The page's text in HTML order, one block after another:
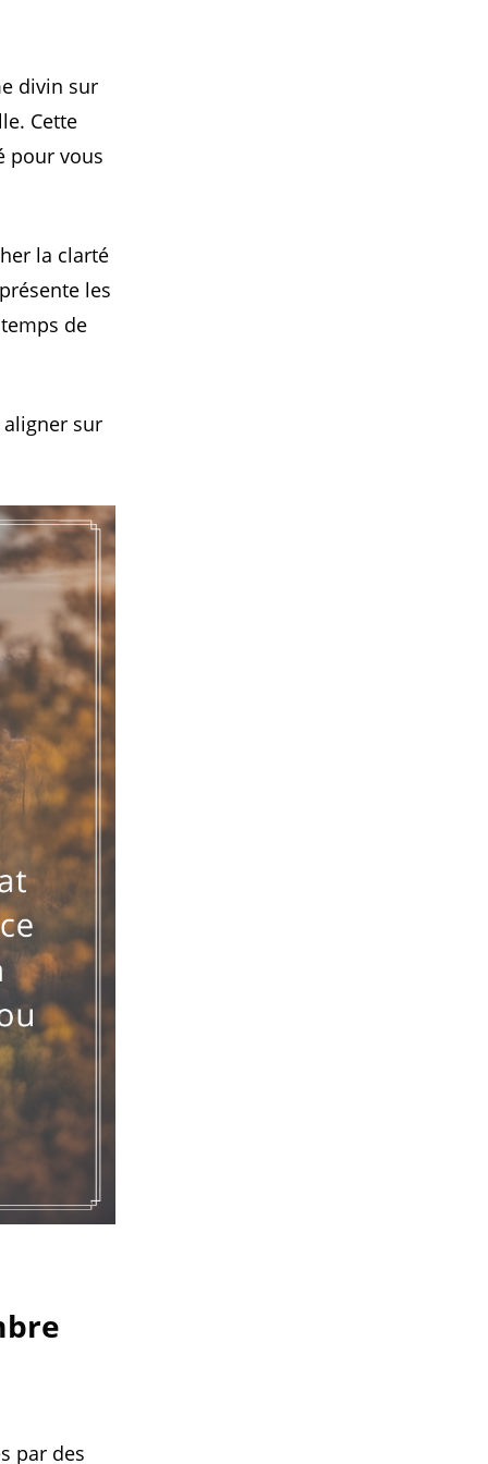
divin sur
Cette
pour vous
la clarté
les
de
sur
par des